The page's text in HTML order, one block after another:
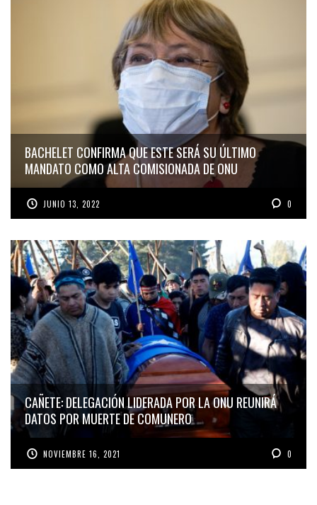
BACHELET CONFIRMA QUE ESTE SERÁ SU ÚLTIMO
MANDATO COMO ALTA COMISIONADA DE ONU
JUNIO 13, 2022 0
CAÑETE: DELEGACIÓN LIDERADA POR LA ONU REUNIRÁ
DATOS POR MUERTE DE COMUNERO
NOVIEMBRE 16, 2021 0